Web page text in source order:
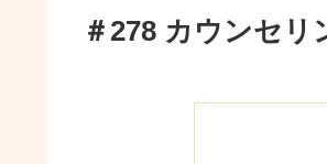
＃278 カウンセ